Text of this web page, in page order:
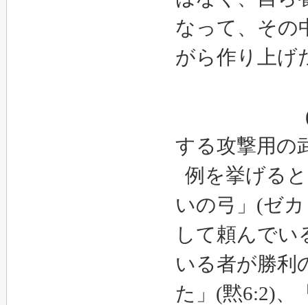
なって、その
がら作り上げ
する攻撃用の
例を挙げる
いの弓」 (ゼ
して頼んでい
いる者が勝利
た」 (黙6:2)、